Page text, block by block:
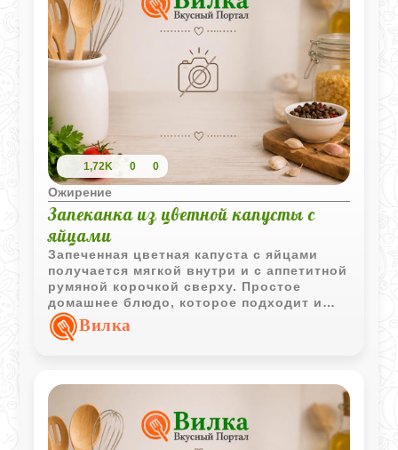
1,72K 0 0
Ожирение
Запеканка из цветной капусты с
яйцами
Запеченная цветная капуста с яйцами
получается мягкой внутри и с аппетитной
румяной корочкой сверху. Простое
домашнее блюдо, которое подходит и
для легкого ужина, и для горячего
гарнира.
Вилка